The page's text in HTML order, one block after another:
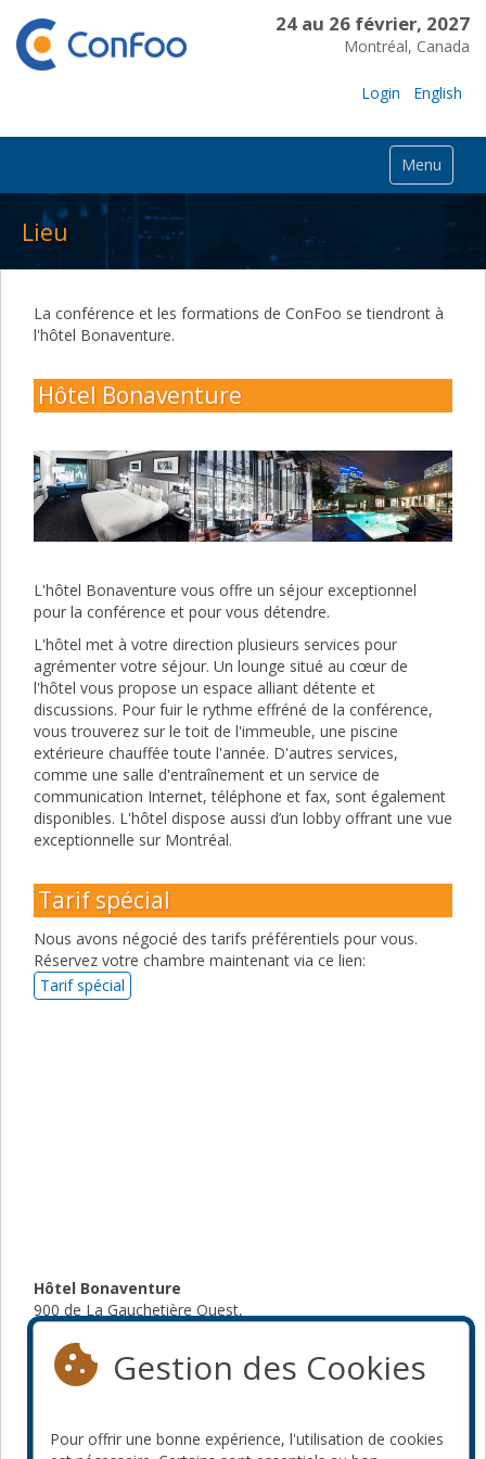
24 au 26 février, 2027
Montréal, Canada
Login English
Menu
Lieu
La conférence et les formations de ConFoo se tiendront à
l'hôtel Bonaventure.
Hôtel Bonaventure
L'hôtel Bonaventure vous offre un séjour exceptionnel
pour la conférence et pour vous détendre.
L'hôtel met à votre direction plusieurs services pour
agrémenter votre séjour. Un lounge situé au cœur de
l'hôtel vous propose un espace alliant détente et
discussions. Pour fuir le rythme effréné de la conférence,
vous trouverez sur le toit de l'immeuble, une piscine
extérieure chauffée toute l'année. D'autres services,
comme une salle d'entraînement et un service de
communication Internet, téléphone et fax, sont également
disponibles. L'hôtel dispose aussi d’un lobby offrant une vue
exceptionnelle sur Montréal.
Tarif spécial
Nous avons négocié des tarifs préférentiels pour vous.
Réservez votre chambre maintenant via ce lien:
Tarif spécial
Hôtel Bonaventure
900 de La Gauchetière Ouest,
Montréal, Québec,
Canada H5A 1E4
Sans frais: 1-800-487-2575
Gestion des Cookies
Pour offrir une bonne expérience, l'utilisation de cookies